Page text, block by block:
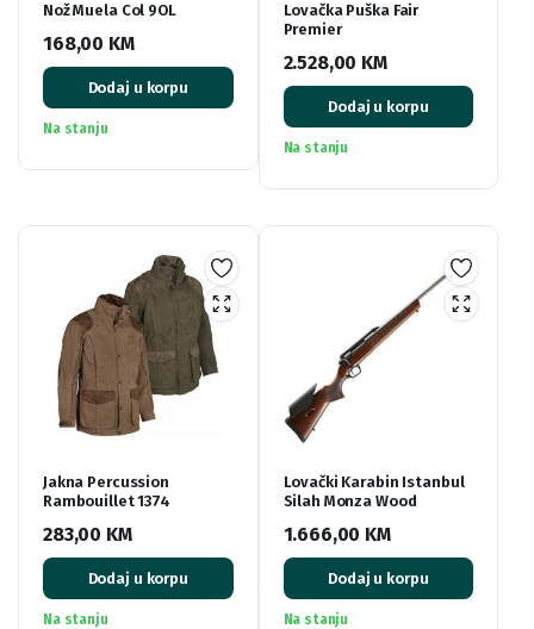
Nož Muela Col 9OL
168,00 KM
Dodaj u korpu
Na stanju
Lovačka Puška Fair
Premier
2.528,00 KM
Dodaj u korpu
Na stanju
Jakna Percussion
Rambouillet 1374
283,00 KM
Dodaj u korpu
Na stanju
Lovački Karabin Istanbul
Silah Monza Wood
1.666,00 KM
Dodaj u korpu
Na stanju